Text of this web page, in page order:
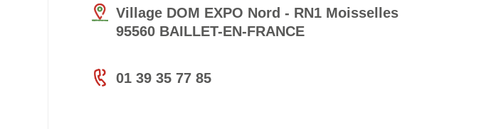
Village DOM EXPO Nord - RN1 Moisselles
95560 BAILLET-EN-FRANCE
01 39 35 77 85